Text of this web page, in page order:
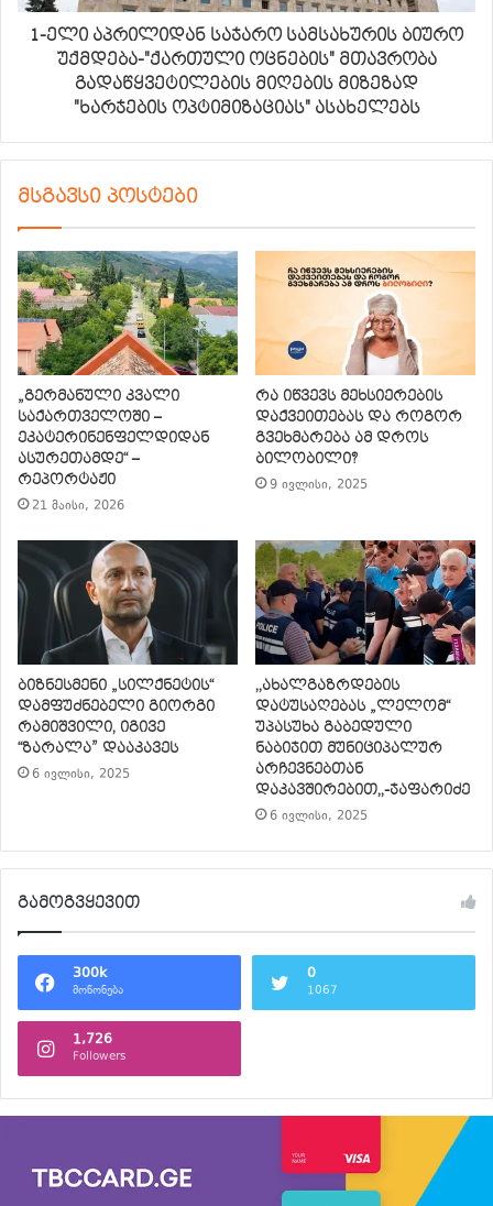
1-ელი აპრილიდან საჯარო სამსახურის ბიურო
უქმდება-"ქართული ოცნების" მთავრობა
გადაწყვეტილების მიღების მიზეზად
"ხარჯების ოპტიმიზაციას" ასახელებს
მსგავსი პოსტები
„გერმანული კვალი
საქართველოში –
ეკატერინენფელდიდან
ასურეთამდე“ –
რეპორტაჟი
21 მაისი, 2026
რა იწვევს მეხსიერების
დაქვეითებას და როგორ
გვეხმარება ამ დროს
ბილობილი?
9 ივლისი, 2025
ბიზნესმენი „სილქნეტის“
დამფუძნებელი გიორგი
რამიშვილი, იგივე
“ზარალა” დააკავეს
6 ივლისი, 2025
,,ახალგაზრდების
დატუსაღებას „ლელომ“
უპასუხა გაბედული
ნაბიჯით მუნიციპალურ
არჩევნებთან
დაკავშირებით,,-ჯაფარიძე
6 ივლისი, 2025
გამოგვყევით
300k
მოწონება
0
1067
1,726
Followers